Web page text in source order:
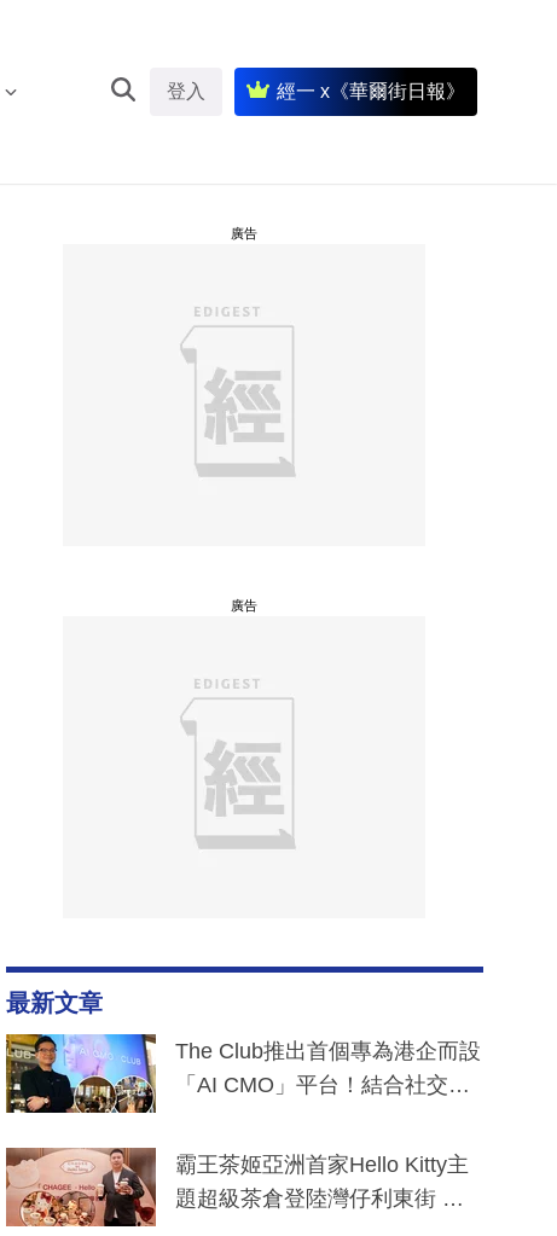
登入 經一 x《華爾街日報》
廣告
廣告
最新文章
The Club推出首個專為港企而設
「AI CMO」平台！結合社交聆
分鐘生成「貼地」宣傳短片
霸王茶姬亞洲首家Hello Kitty主
題超級茶倉登陸灣仔利東街 推